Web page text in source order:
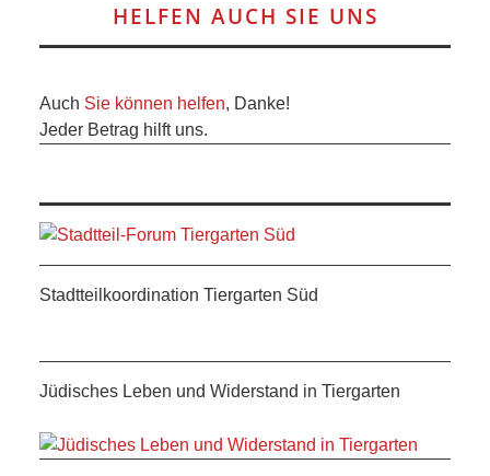
HELFEN AUCH SIE UNS
Auch Sie können helfen, Danke!
Jeder Betrag hilft uns.
Stadtteilkoordination Tiergarten Süd
Jüdisches Leben und Widerstand in Tiergarten